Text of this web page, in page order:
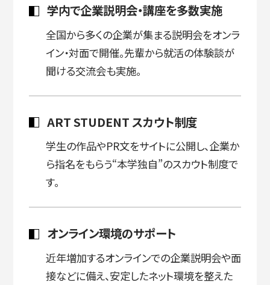
学内で企業説明会・講座を多数実施
全国から多くの企業が集まる説明会をオンラ
イン・対面で開催。先輩から就活の体験談が
聞ける交流会も実施。
ART STUDENT スカウト制度
学生の作品やPR文をサイトに公開し、企業か
ら指名をもらう“本学独自”のスカウト制度で
す。
オンライン環境のサポート
近年増加するオンラインでの企業説明会や面
接などに備え、安定したネット環境を整えた